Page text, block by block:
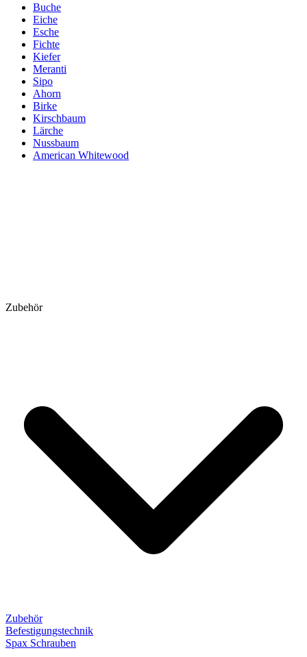
Buche
Eiche
Esche
Fichte
Kiefer
Meranti
Sipo
Ahorn
Birke
Kirschbaum
Lärche
Nussbaum
American Whitewood
Zubehör
Zubehör
Befestigungstechnik
Spax Schrauben